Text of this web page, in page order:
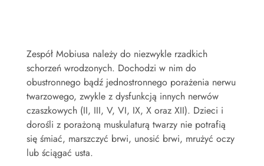
Zespół Mobiusa należy do niezwykle rzadkich
schorzeń wrodzonych. Dochodzi w nim do
obustronnego bądź jednostronnego porażenia nerwu
twarzowego, zwykle z dysfunkcją innych nerwów
czaszkowych (II, III, V, VI, IX, X oraz XII). Dzieci i
dorośli z porażoną muskulaturą twarzy nie potrafią
się śmiać, marszczyć brwi, unosić brwi, mrużyć oczy
lub ściągać usta.